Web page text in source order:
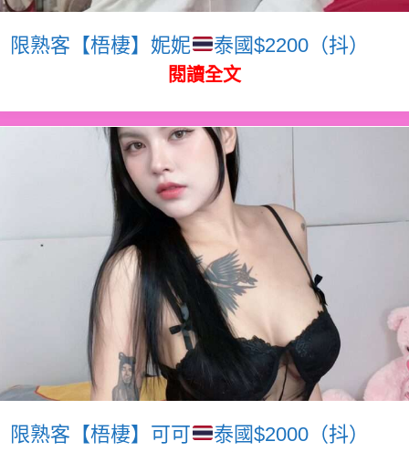
限熟客【梧棲】妮妮 泰國$2200（抖）
閱讀全文
限熟客【梧棲】可可 泰國$2000（抖）